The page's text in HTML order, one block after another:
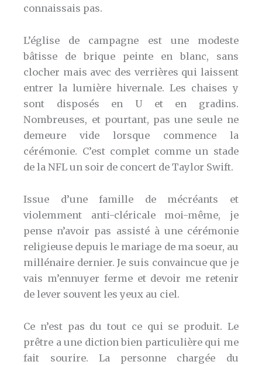
connaissais pas.
L’église de campagne est une modeste
bâtisse de brique peinte en blanc, sans
clocher mais avec des verrières qui laissent
entrer la lumière hivernale. Les chaises y
sont disposés en U et en gradins.
Nombreuses, et pourtant, pas une seule ne
demeure vide lorsque commence la
cérémonie. C’est complet comme un stade
de la NFL un soir de concert de Taylor Swift.
Issue d’une famille de mécréants et
violemment anti-cléricale moi-même, je
pense n’avoir pas assisté à une cérémonie
religieuse depuis le mariage de ma soeur, au
millénaire dernier. Je suis convaincue que je
vais m’ennuyer ferme et devoir me retenir
de lever souvent les yeux au ciel.
Ce n’est pas du tout ce qui se produit. Le
prêtre a une diction bien particulière qui me
fait sourire. La personne chargée du